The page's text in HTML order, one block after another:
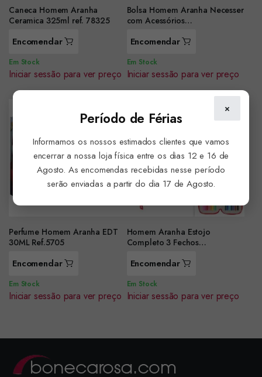
Caneca Homem Aranha
Ceramica 325ml ref. 78325
Encomendar
Em Stock
Iniciar sessão para ver preço
Bolsa Homem Aranha Necesser
com Acessórios
Encomendar
Em Stock
Iniciar sessão para ver preço
Perfume Homem Aranha EDT
30ML Ref.5705
Encomendar
Em Stock
Iniciar sessão para ver preço
Homem Aranha Estojo
Completo 3 Fechos
Encomendar
Em Stock
Iniciar sessão para ver preço
×
Período de Férias
Informamos os nossos estimados clientes que vamos
encerrar a nossa loja física entre os dias 12 e 16 de
Agosto. As encomendas recebidas nesse período
serão enviadas a partir do dia 17 de Agosto.